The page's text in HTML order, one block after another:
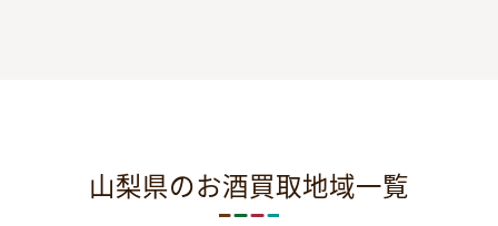
山梨県のお酒買取地域一覧